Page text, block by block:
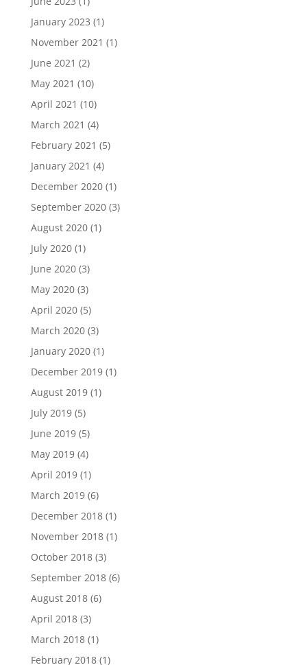
January 2023 (1)
November 2021 (1)
June 2021 (2)
May 2021 (10)
April 2021 (10)
March 2021 (4)
February 2021 (5)
January 2021 (4)
December 2020(1)
September 2020(3)
August 2020(1)
July 2020(1)
June 2020(3)
May 2020(3)
April 2020(5)
March 2020(3)
January 2020(1)
December 2019(1)
August 2019(1)
July 2019(5)
June 2019(5)
May 2019(4)
April 2019(1)
March 2019(6)
December 2018(1)
November 2018(1)
October 2018(3)
September 2018(6)
August 2018(6)
April 2018(3)
March 2018(1)
February 2018(1)